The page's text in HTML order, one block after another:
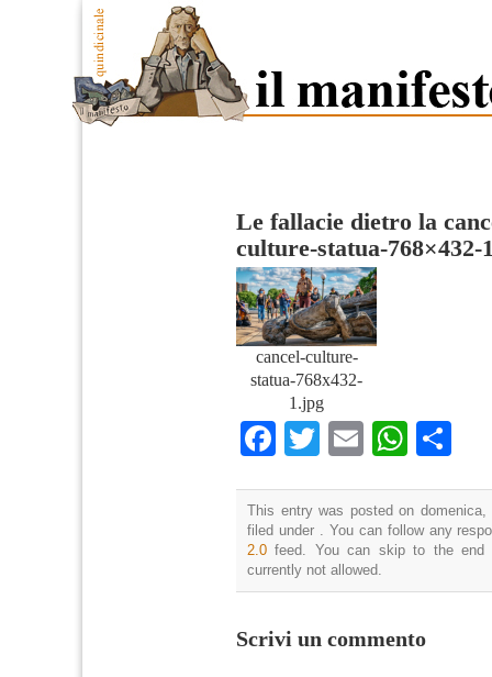
Le fallacie dietro la
culture-statua-768×432-
cancel-culture-
statua-768x432-
1.jpg
Facebook
TwitterEmail
This entry was posted on
filed under . You can follow any
2.0 feed. You can skip to the end
currently not allowed.
Scrivi un commento